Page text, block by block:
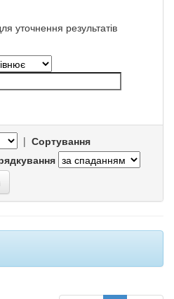
уточнення результатів
| Сортування